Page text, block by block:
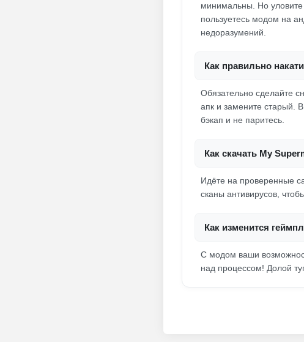
минимальны. Но уловите
пользуетесь модом на
недоразумений.
Как правильно
Обязательно сделайте
апк и замените старый.
бэкап и не паритесь.
Как скачать My
Идёте на проверенные
сканы антивирусов,
Как изменится
С модом ваши
над процессом! Долой